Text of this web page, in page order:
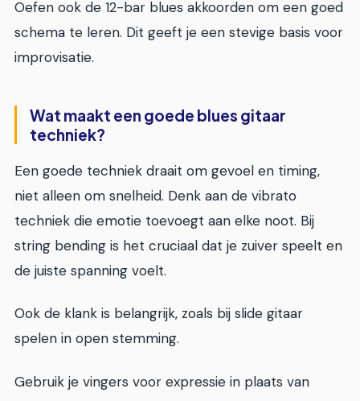
Oefen ook de 12-bar blues akkoorden om een goed
schema te leren. Dit geeft je een stevige basis voor
improvisatie.
Wat maakt een goede blues gitaar
techniek?
Een goede techniek draait om gevoel en timing,
niet alleen om snelheid. Denk aan de vibrato
techniek die emotie toevoegt aan elke noot. Bij
string bending is het cruciaal dat je zuiver speelt en
de juiste spanning voelt.
Ook de klank is belangrijk, zoals bij slide gitaar
spelen in open stemming.
Gebruik je vingers voor expressie in plaats van